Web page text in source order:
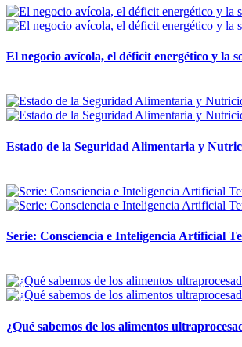
El negocio avícola, el déficit energético y la
Estado de la Seguridad Alimentaria y
Serie: Consciencia e Inteligencia Artificial
¿Qué sabemos de los alimentos